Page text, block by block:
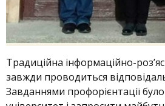
Традиційна інформаційно-
завжди проводиться
Завданнями профорієнтації